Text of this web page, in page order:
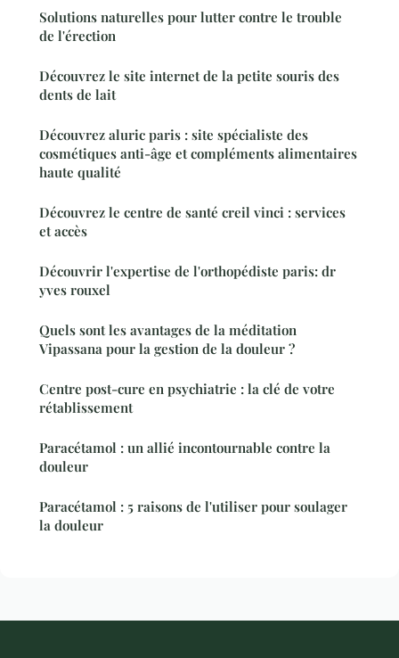
Solutions naturelles pour lutter contre le trouble
de l'érection
Découvrez le site internet de la petite souris des
dents de lait
Découvrez aluric paris : site spécialiste des
cosmétiques anti-âge et compléments alimentaires
haute qualité
Découvrez le centre de santé creil vinci : services
et accès
Découvrir l'expertise de l'orthopédiste paris: dr
yves rouxel
Quels sont les avantages de la méditation
Vipassana pour la gestion de la douleur ?
Centre post-cure en psychiatrie : la clé de votre
rétablissement
Paracétamol : un allié incontournable contre la
douleur
Paracétamol : 5 raisons de l'utiliser pour soulager
la douleur